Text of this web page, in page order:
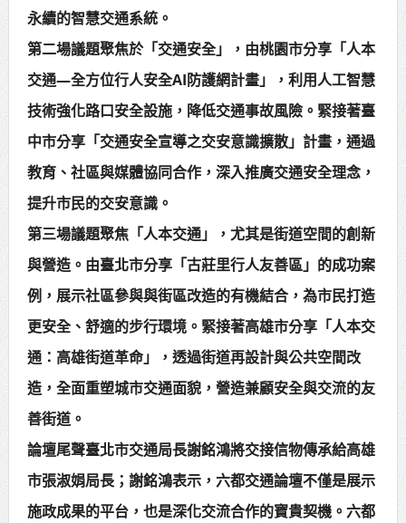
永續的智慧交通系統。
第二場議題聚焦於「交通安全」，由桃園市分享「人本
交通—全方位行人安全AI防護網計畫」，利用人工智慧
技術強化路口安全設施，降低交通事故風險。緊接著臺
中市分享「交通安全宣導之交安意識擴散」計畫，通過
教育、社區與媒體協同合作，深入推廣交通安全理念，
提升市民的交安意識。
第三場議題聚焦「人本交通」，尤其是街道空間的創新
與營造。由臺北市分享「古莊里行人友善區」的成功案
例，展示社區參與與街區改造的有機結合，為市民打造
更安全、舒適的步行環境。緊接著高雄市分享「人本交
通：高雄街道革命」，透過街道再設計與公共空間改
造，全面重塑城市交通面貌，營造兼顧安全與交流的友
善街道。
論壇尾聲臺北市交通局長謝銘鴻將交接信物傳承給高雄
市張淑娟局長；謝銘鴻表示，六都交通論壇不僅是展示
施政成果的平台，也是深化交流合作的寶貴契機。六都